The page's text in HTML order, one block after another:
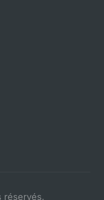
réservés.